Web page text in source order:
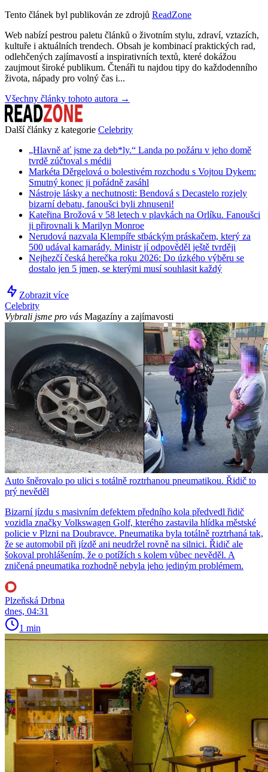
Tento článek byl publikován ze zdrojů ReadZone
Web nabízí pestrou paletu článků o životním stylu, zdraví, vztazích,
kultuře i aktuálních trendech. Obsah je kombinací praktických rad,
odlehčených zajímavostí a inspirativních textů, které dokážou
zaujmout široké publikum. Čtenáři tu najdou tipy do každodenního
života, nápady pro volný čas i...
Všechny články tohoto autora →
Další články z kategorie Celebrity
„Hlavně ať jsme za deb*ly.“ Landa po požáru v jeho domě
tvrdě zúčtoval s médii
Markéta Děrgelová o bolestivém rozchodu s Vojtou Dykem:
Smutný konec ji pořádně zasáhl
Nástroje lásky a nechutnosti: Bendová s Decastelo rozjely
bizarní debatu, fanoušci byli zhnuseni!
Kateřina Brožová v 58 letech v plavkách na Orlíku. Fanoušci
ji přirovnali k Marilyn Monroe
Nerudová nazvala Klempíře stbáckým práskačem, který za
500 udával kamarády. Ministr jí odpověděl ještě tvrději
Nejhezčí česká herečka roku 2026: Do úzkého výběru se
dostalo jen 5 jmen, se kterými musí souhlasit každý
Zobrazit více
Celebrity
Vybrali jsme pro vás Magazíny a zajímavosti
Auto šněrovalo po ulici s totálně roztrhanou pneumatikou. Řidič to
prý nevěděl
Bizarní jízdu s masivním defektem předního kola předvedl řidič
vozidla značky Volkswagen Golf, kterého zastavila hlídka městské
policie v Plzni na Doubravce. Pneumatika byla totálně roztrhaná tak,
že se automobil při jízdě ani neudržel rovně na silnici. Řidič ale
šokoval prohlášením, že o potížích s kolem vůbec nevěděl. A
zničená pneumatika rozhodně nebyla jeho jediným problémem.
Plzeňská Drbna
dnes, 04:31
1 min